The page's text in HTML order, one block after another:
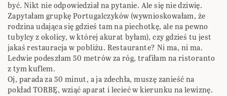
być. Nikt nie odpowiedział na pytanie. Ale się nie dziwię.
Zapytałam grupkę Portugalczyków (wywnioskowałam, że
rodzina udająca się gdzieś tam na piechotkę, ale na pewno
tubylcy z okolicy, w której akurat byłam), czy gdzieś tu jest
jakaś restauracja w pobliżu. Restaurante? Ni ma, ni ma.
Ledwie podeszłam 50 metrów za róg, trafiłam na ristoranto
z tym kuflem.
Oj, parada za 50 minut, a ja zdechła, muszę zanieść na
pokład TORBĘ, wziąć aparat i lecieć w kierunku na lewiznę.